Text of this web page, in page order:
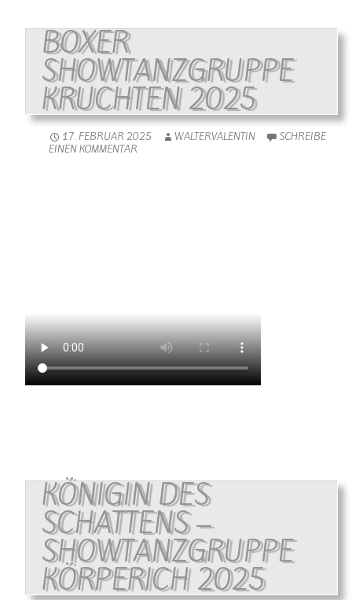
BOXER
SHOWTANZGRUPPE
KRUCHTEN 2025
17. FEBRUAR 2025 WALTERVALENTIN
SCHREIBE
EINEN KOMMENTAR
KÖNIGIN DES
SCHATTENS –
SHOWTANZGRUPPE
KÖRPERICH 2025